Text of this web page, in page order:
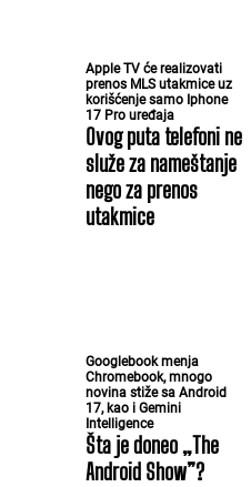
Apple TV će realizovati
prenos MLS utakmice uz
korišćenje samo Iphone
17 Pro uređaja
Ovog puta telefoni ne
služe za nameštanje
nego za prenos
utakmice
Googlebook menja
Chromebook, mnogo
novina stiže sa Android
17, kao i Gemini
Intelligence
Šta je doneo „The
Android Show”?